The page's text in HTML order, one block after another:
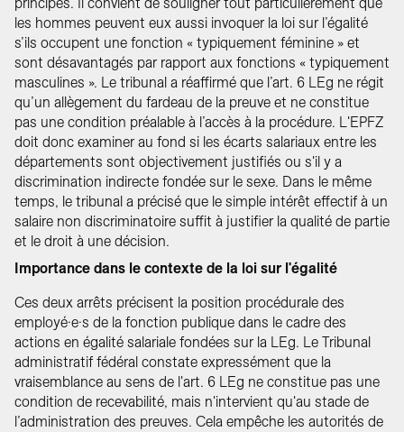
principes. Il convient de souligner tout particulièrement que
les hommes peuvent eux aussi invoquer la loi sur l’égalité
s’ils occupent une fonction « typiquement féminine » et
sont désavantagés par rapport aux fonctions « typiquement
masculines ». Le tribunal a réaffirmé que l’art. 6 LEg ne régit
qu’un allègement du fardeau de la preuve et ne constitue
pas une condition préalable à l’accès à la procédure. L'EPFZ
doit donc examiner au fond si les écarts salariaux entre les
départements sont objectivement justifiés ou s'il y a
discrimination indirecte fondée sur le sexe. Dans le même
temps, le tribunal a précisé que le simple intérêt effectif à un
salaire non discriminatoire suffit à justifier la qualité de partie
et le droit à une décision.
Importance dans le contexte de la loi sur l'égalité
Ces deux arrêts précisent la position procédurale des
employé·e·s de la fonction publique dans le cadre des
actions en égalité salariale fondées sur la LEg. Le Tribunal
administratif fédéral constate expressément que la
vraisemblance au sens de l'art. 6 LEg ne constitue pas une
condition de recevabilité, mais n'intervient qu'au stade de
l’administration des preuves. Cela empêche les autorités de